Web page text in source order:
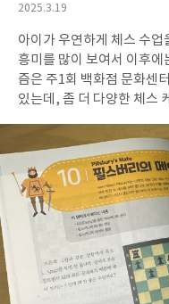
작
일
2025.3.19
아이가 우연하게 체스 수
흥미를 많이 보여서 이후에
즘은 주1회 백화점 문화센
있는데, 좀 더 다양한 체스
하고 이동할때 들고 다니
하기에 아주 좋아요. 체스
도 많아서 아이하고 탐구